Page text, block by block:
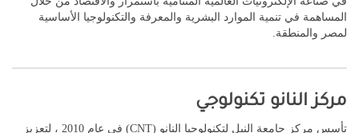
المساهمة في تنمية الموارد البشرية والمعرفة والتكنولوجيا الأساسية
لمصر والمنطقة.
مركز النانو تكنولوجي
تأسس مركز جامعة النيل لتكنولوجيا النانو (CNT) في عام 2010 ، لتعزيز